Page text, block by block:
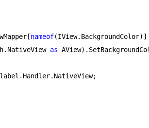
nameof
as